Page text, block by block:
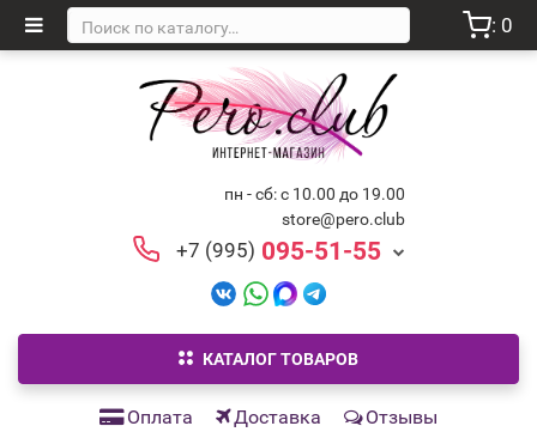
: 0
пн - сб: с 10.00 до 19.00
store@pero.club
+7 (995) 095-51-55
КАТАЛОГ ТОВАРОВ
Оплата Доставка Отзывы